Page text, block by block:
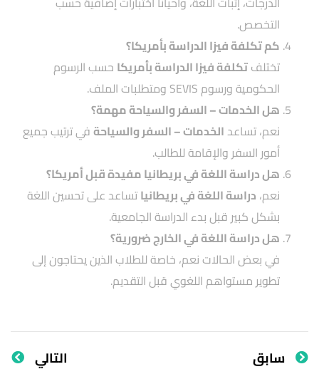
التخصص.
كم تكلفة فيزا الدراسة بأمريكا؟
تختلفتكلفة فيزا الدراسة بأمريكا حسب الرسوم
الحكومية ورسوم SEVIS ومتطلبات الملف.
هل الخدمات – السفر والسياحة مهمة؟
نعم، تساعدالخدمات – السفر والسياحةفي ترتيب جميع
أمور السفر والإقامة للطالب.
هل دراسة اللغة في بريطانيا مفيدة قبل أمريكا؟
نعم، دراسة اللغة في بريطانياتساعد على تحسين اللغة
بشكل كبير قبل بدء الدراسة الجامعية.
هل دراسة اللغة في الخارج ضرورية؟
في بعض الحالات نعم، خاصة للطلاب الذين يحتاجون إلى
تطوير مستواهم اللغوي قبل التقديم.
سابق التالي